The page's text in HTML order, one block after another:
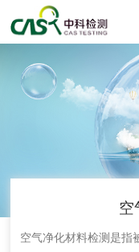
空
空气净化材料检测是指
非